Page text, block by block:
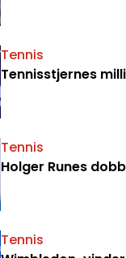
Tennis
Tennisstjernes
Tennis
Holger Runes
Tennis